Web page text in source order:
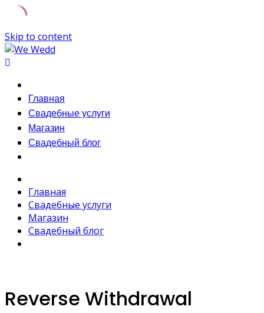
Skip to content
Главная
Свадебные услуги
Магазин
Свадебный блог
Главная
Свадебные услуги
Магазин
Свадебный блог
Reverse Withdrawal